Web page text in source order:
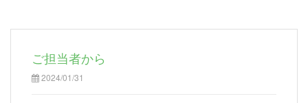
ご担当者から
2024/01/31